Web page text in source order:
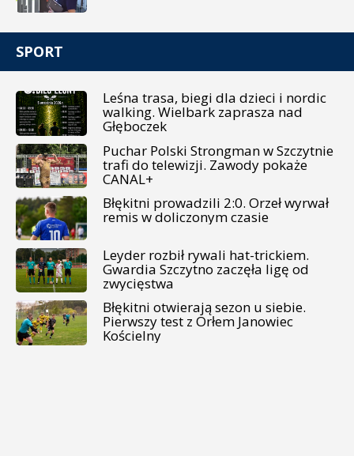
SPORT
Leśna trasa, biegi dla dzieci i nordic
walking. Wielbark zaprasza nad
Głęboczek
Puchar Polski Strongman w Szczytnie
trafi do telewizji. Zawody pokaże
CANAL+
Błękitni prowadzili 2:0. Orzeł wyrwał
remis w doliczonym czasie
Leyder rozbił rywali hat-trickiem.
Gwardia Szczytno zaczęła ligę od
zwycięstwa
Błękitni otwierają sezon u siebie.
Pierwszy test z Orłem Janowiec
Kościelny